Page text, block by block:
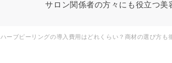
サロン関係者の方々にも役立つ美
ハーブピーリングの導入費用はどれくらい？商材の選び方も